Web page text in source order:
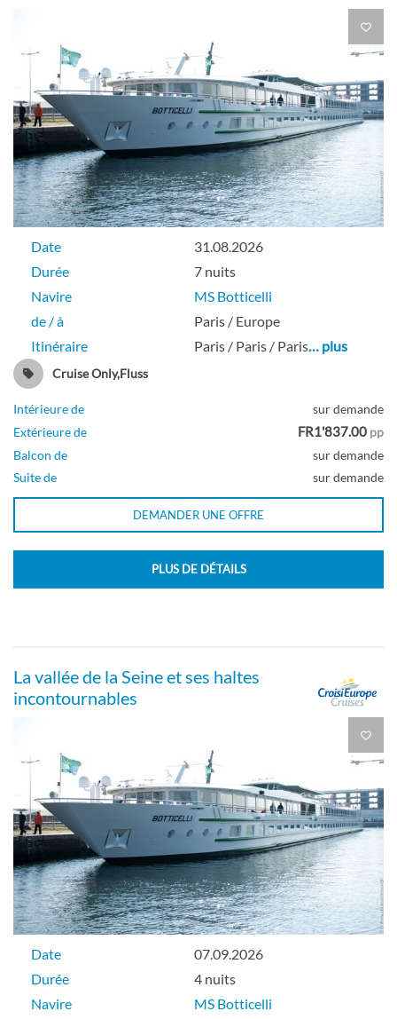
Date
31.08.2026
Durée
7 nuits
Navire
MS Botticelli
de / à
Paris / Europe
Itinéraire
Paris / Paris / Paris… plus
Cruise Only,Fluss
Intérieure de
sur demande
Extérieure de
FR1'837.00 pp
Balcon de
sur demande
Suite de
sur demande
DEMANDER UNE OFFRE
PLUS DE DÉTAILS
La vallée de la Seine et ses haltes
incontournables
Date
07.09.2026
Durée
4 nuits
Navire
MS Botticelli